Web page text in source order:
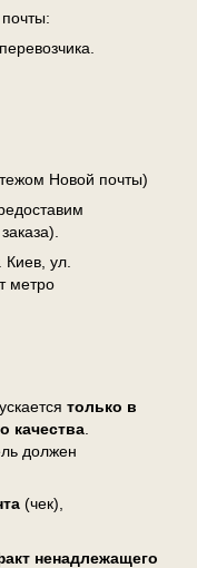
Новой почты)
Киев, ул.
метро
только в
качества.
должен
(чек),
ненадлежащего